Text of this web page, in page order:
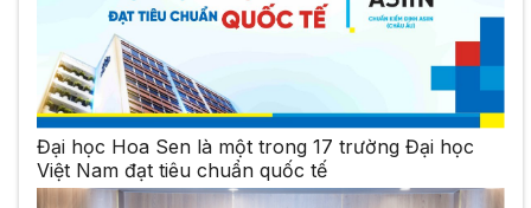
Đại học Hoa Sen là một trong 17 trường Đại học
Việt Nam đạt tiêu chuẩn quốc tế